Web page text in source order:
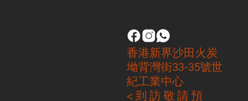
香港新界沙田火炭
坳背灣街33-35號世
紀工業中心
< 到 訪 敬 請 預